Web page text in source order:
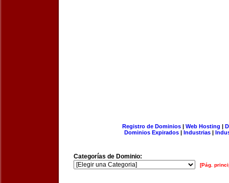
Registro de Dominios| Web Hosting |
Dominios Expirados | Industrias |
Categorías de Dominio:
[Pág.